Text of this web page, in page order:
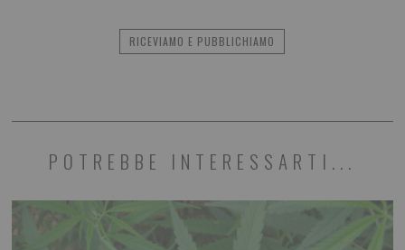
RICEVIAMO E PUBBLICHIAMO
POTREBBE INTERESSARTI...